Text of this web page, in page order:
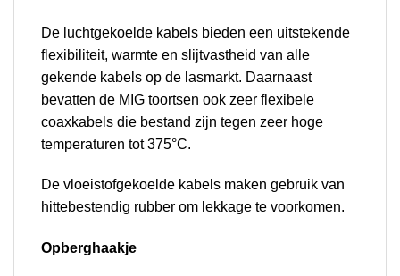
De luchtgekoelde kabels bieden een uitstekende
flexibiliteit, warmte en slijtvastheid van alle
gekende kabels op de lasmarkt. Daarnaast
bevatten de MIG toortsen ook zeer flexibele
coaxkabels die bestand zijn tegen zeer hoge
temperaturen tot 375°C.
De vloeistofgekoelde kabels maken gebruik van
hittebestendig rubber om lekkage te voorkomen.
Opberghaakje